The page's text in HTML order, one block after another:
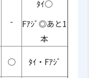
-
ﾀｲ○
Fｱｼﾞ◎あと1
本
○
ﾀｲ・Fｱｼﾞ